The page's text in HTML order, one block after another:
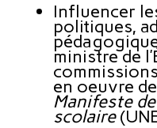
Influencer
politiques,
ministre de
en oeuvre
Manifeste
scolaire